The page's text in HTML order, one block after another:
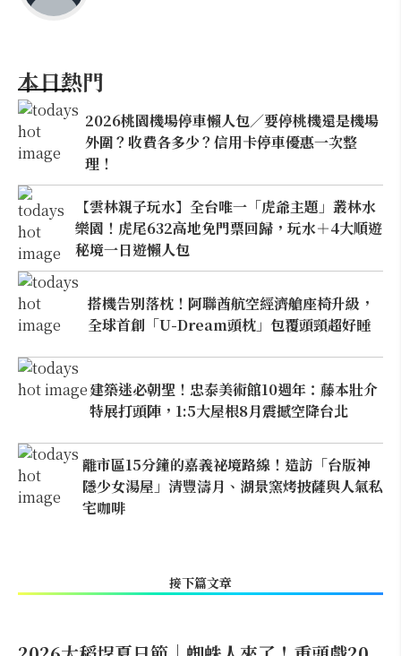
本日熱門
2026桃園機場停車懶人包／要停桃機還是機場
外圍？收費各多少？信用卡停車優惠一次整
理！
【雲林親子玩水】全台唯一「虎爺主題」叢林水
樂園！虎尾632高地免門票回歸，玩水＋4大順遊
秘境一日遊懶人包
搭機告別落枕！阿聯酋航空經濟艙座椅升級，
全球首創「U-Dream頭枕」包覆頭頸超好睡
建築迷必朝聖！忠泰美術館10週年：藤本壯介
特展打頭陣，1:5大屋根8月震撼空降台北
離市區15分鐘的嘉義祕境路線！造訪「台版神
隱少女湯屋」清豐濤月、湖景窯烤披薩與人氣私
宅咖啡
接下篇文章